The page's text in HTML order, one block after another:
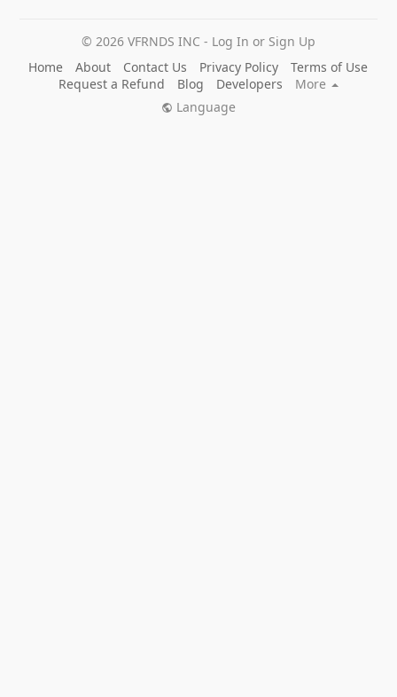
© 2026 VFRNDS INC - Log In or Sign Up
Home
About Contact Us Privacy Policy
Terms of Use
Request a Refund
Blog Developers
More
Language